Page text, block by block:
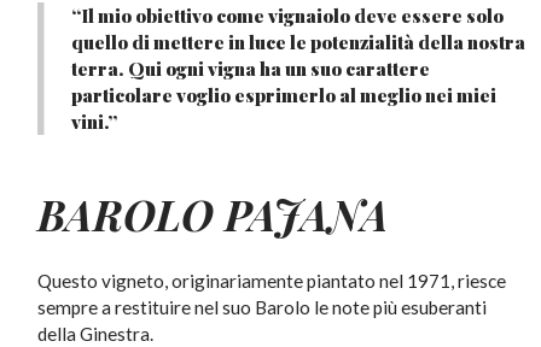
“Il mio obiettivo come vignaiolo deve essere solo
quello di mettere in luce le potenzialità della nostra
terra. Qui ogni vigna ha un suo carattere
particolare voglio esprimerlo al meglio nei miei
vini.”
BAROLO PAJANA
Questo vigneto, originariamente piantato nel 1971, riesce
sempre a restituire nel suo Barolo le note più esuberanti
della Ginestra.